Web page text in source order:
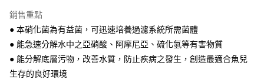
Google Pay
ATM付款
銷售重點
● 本硝化菌為有益菌，可迅速培養過濾系統所需菌體
● 能急速分解水中之亞硝酸、阿摩尼亞、硫化氫等有害物質
● 能分解底層污物，改善水質，防止疾病之發生，創造最適合魚兒
生存的良好環境